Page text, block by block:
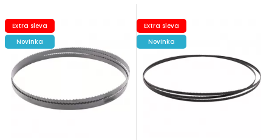
Extra sleva
Novinka
Extra sleva
Novinka